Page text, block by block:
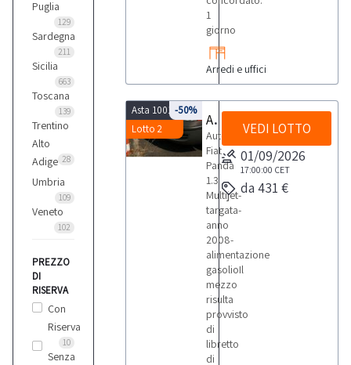
Lancia
Mercedes
Piaggio
Puglia
129
Sardegna
211
Sicilia
663
Toscana
139
Trentino
Alto
Adige 28
Umbria
109
Veneto
102
PREZZO
DI
RISERVA
Con
Riserva
10
Senza
1
giorno
Arredi e uffici
Asta 10018
Lotto 2
-50%
Autovettura Fiat Panda
Autovettura
Fiat
Panda
1.3
Multijet-
targata-
anno
2008-
alimentazione
gasolioIl
mezzo
risulta
provvisto
di
libretto
di
VEDI LOTTO
01/09/2026
17:00:00 CET
da 431 €